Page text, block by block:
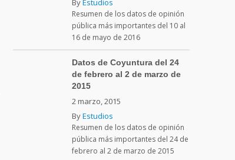
ByEstudios
Resumen de los datos de opinión
pública más importantes del 10 al
16 de mayo de 2016
Datos de Coyuntura del 24
de febrero al 2 de marzo de
2015
2 marzo, 2015
ByEstudios
Resumen de los datos de opinión
pública más importantes del 24 de
febrero al 2 de marzo de 2015